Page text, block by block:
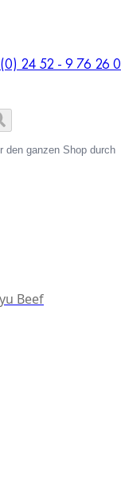
24 52 - 9 76 26 0
Beef